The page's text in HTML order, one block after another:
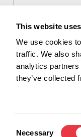
This website
We use cookies
traffic. We also
analytics partners
they’ve collected
Necessary
FAQ
Блог